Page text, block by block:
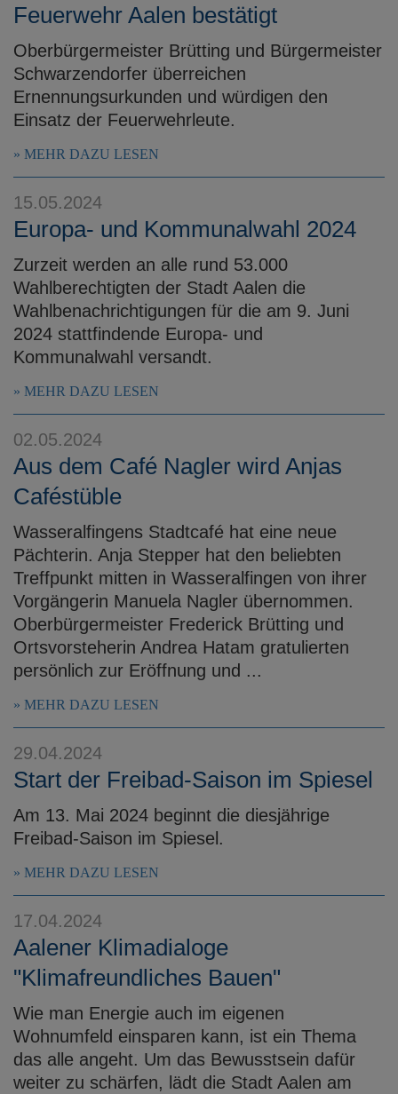
Feuerwehr Aalen bestätigt
Oberbürgermeister Brütting und Bürgermeister
Schwarzendorfer überreichen
Ernennungsurkunden und würdigen den
Einsatz der Feuerwehrleute.
MEHR DAZU LESEN
15.05.2024
Europa- und Kommunalwahl 2024
Zurzeit werden an alle rund 53.000
Wahlberechtigten der Stadt Aalen die
Wahlbenachrichtigungen für die am 9. Juni
2024 stattfindende Europa- und
Kommunalwahl versandt.
MEHR DAZU LESEN
02.05.2024
Aus dem Café Nagler wird Anjas
Caféstüble
Wasseralfingens Stadtcafé hat eine neue
Pächterin. Anja Stepper hat den beliebten
Treffpunkt mitten in Wasseralfingen von ihrer
Vorgängerin Manuela Nagler übernommen.
Oberbürgermeister Frederick Brütting und
Ortsvorsteherin Andrea Hatam gratulierten
persönlich zur Eröffnung und ...
MEHR DAZU LESEN
29.04.2024
Start der Freibad-Saison im Spiesel
Am 13. Mai 2024 beginnt die diesjährige
Freibad-Saison im Spiesel.
MEHR DAZU LESEN
17.04.2024
Aalener Klimadialoge
"Klimafreundliches Bauen"
Wie man Energie auch im eigenen
Wohnumfeld einsparen kann, ist ein Thema
das alle angeht. Um das Bewusstsein dafür
weiter zu schärfen, lädt die Stadt Aalen am